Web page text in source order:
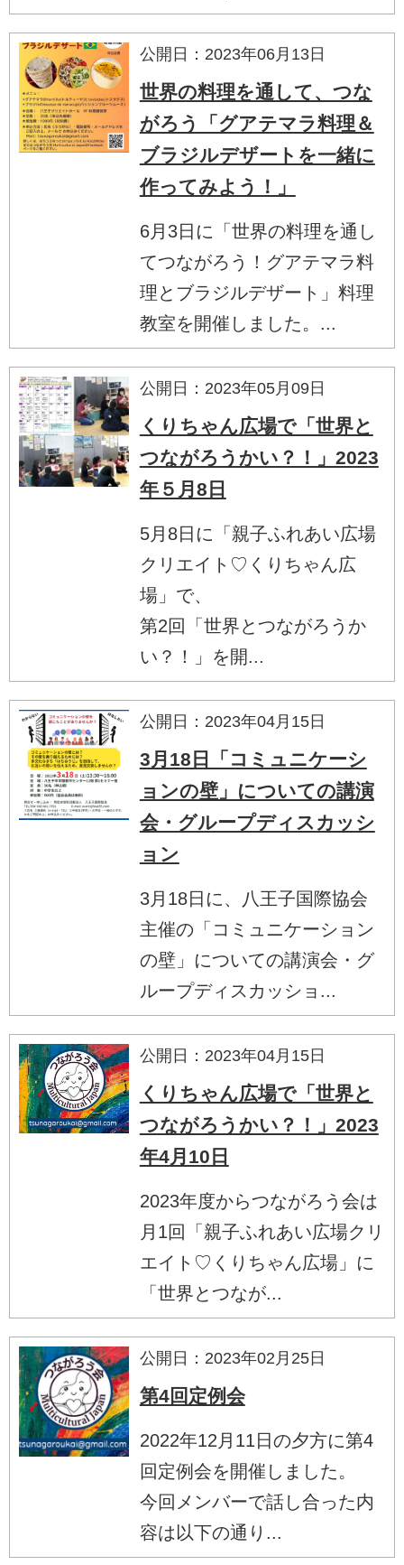
公開日：2023年06月13日
世界の料理を通して、つな
がろう「グアテマラ料理＆
ブラジルデザートを一緒に
作ってみよう！」
6月3日に「世界の料理を通し
てつながろう！グアテマラ料
理とブラジルデザート」料理
教室を開催しました。...
公開日：2023年05月09日
くりちゃん広場で「世界と
つながろうかい？！」2023
年５月8日
5月8日に「親子ふれあい広場
クリエイト♡くりちゃん広
場」で、
第2回「世界とつながろうか
い？！」を開...
公開日：2023年04月15日
3月18日「コミュニケーシ
ョンの壁」についての講演
会・グループディスカッシ
ョン
3月18日に、八王子国際協会
主催の「コミュニケーション
の壁」についての講演会・グ
ループディスカッショ...
公開日：2023年04月15日
くりちゃん広場で「世界と
つながろうかい？！」2023
年4月10日
2023年度からつながろう会は
月1回「親子ふれあい広場クリ
エイト♡くりちゃん広場」に
「世界とつなが...
公開日：2023年02月25日
第4回定例会
2022年12月11日の夕方に第4
回定例会を開催しました。
今回メンバーで話し合った内
容は以下の通り...